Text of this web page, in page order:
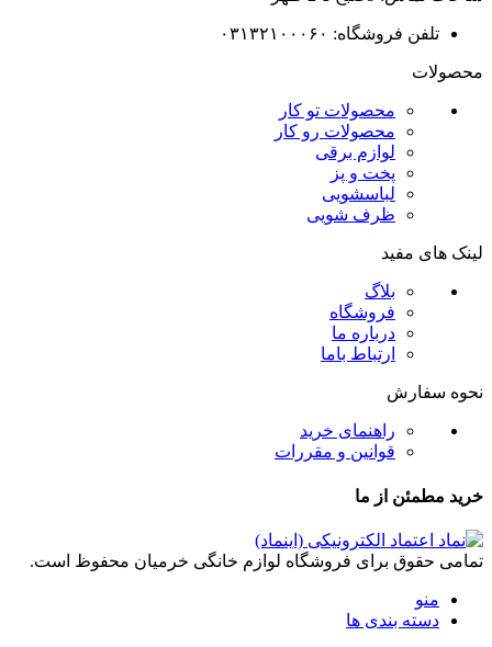
تلفن فروشگاه: ۰۳۱۳۲۱۰۰۰۶۰
محصولات
محصولات تو کار
محصولات رو کار
لوازم برقی
پخت و پز
لباسشویی
ظرف شویی
لینک های مفید
بلاگ
فروشگاه
درباره ما
ارتباط باما
نحوه سفارش
راهنمای خرید
قوانین و مقررات
خرید مطمئن از ما
تمامی حقوق برای فروشگاه لوازم خانگی خرمیان محفوظ است.
منو
دسته بندی ها